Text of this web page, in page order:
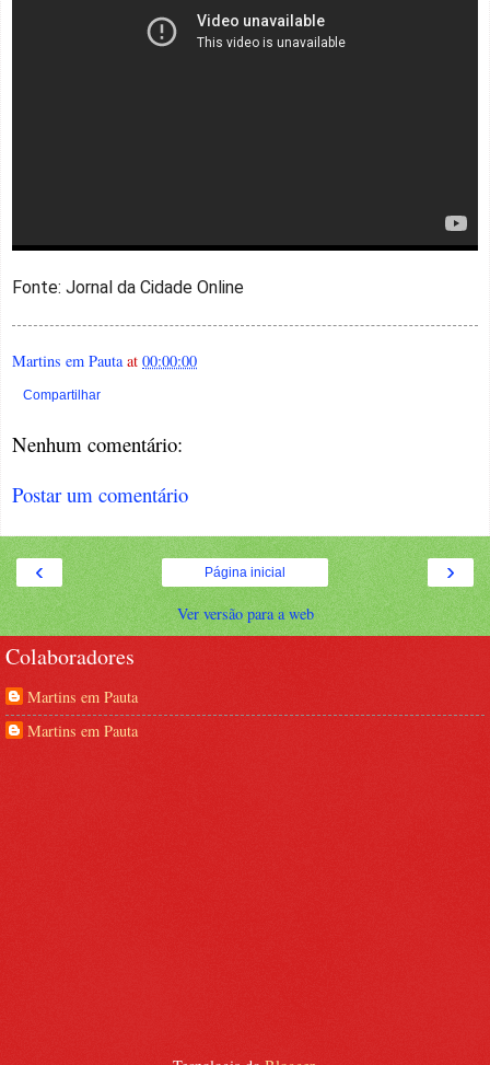
Fonte: Jornal da Cidade Online
Martins em Pauta at 00:00:00
Compartilhar
Nenhum comentário:
Postar um comentário
‹ ›
Página inicial
Ver versão para a web
Colaboradores
Martins em Pauta
Martins em Pauta